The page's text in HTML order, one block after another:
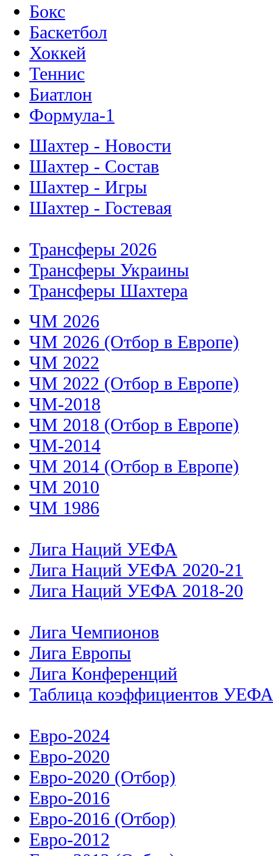
Бокс
Баскетбол
Хоккей
Теннис
Биатлон
Формула-1
Шахтер - Новости
Шахтер - Состав
Шахтер - Игры
Шахтер - Гостевая
Трансферы 2026
Трансферы Украины
Трансферы Шахтера
ЧМ 2026
ЧМ 2026 (Отбор в Европе)
ЧМ 2022
ЧМ 2022 (Отбор в Европе)
ЧМ-2018
ЧМ 2018 (Отбор в Европе)
ЧМ-2014
ЧМ 2014 (Отбор в Европе)
ЧМ 2010
ЧМ 1986
Лига Наций УЕФА
Лига Наций УЕФА 2020-21
Лига Наций УЕФА 2018-20
Лига Чемпионов
Лига Европы
Лига Конференций
Таблица коэффициентов УЕФА
Евро-2024
Евро-2020
Евро-2020 (Отбор)
Евро-2016
Евро-2016 (Отбор)
Евро-2012